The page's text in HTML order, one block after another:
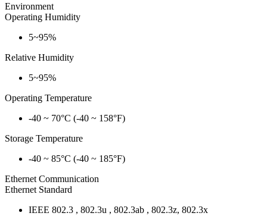
Environment
Operating Humidity
5~95%
Relative Humidity
5~95%
Operating Temperature
-40 ~ 70°C (-40 ~ 158°F)
Storage Temperature
-40 ~ 85°C (-40 ~ 185°F)
Ethernet Communication
Ethernet Standard
IEEE 802.3 , 802.3u , 802.3ab , 802.3z, 802.3x